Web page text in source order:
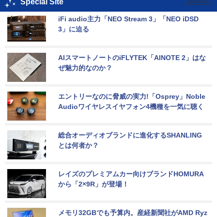
Special Site
iFi audio主力「NEO Stream 3」「NEO iDSD
3」に迫る
AIスマートノートのiFLYTEK「AINOTE 2」はな
ぜ魅力的なのか？
エントリーなのに脅威の実力!「Osprey」Noble
Audioワイヤレスイヤフォン4機種を一気に聴く
総合オーディオブランドに進化するSHANLING
とは何者か？
レイズのプレミアムカー向けブランドHOMURA
から「2×9R」が登場！
メモリ32GBでも予算内。産経新聞社がAMD Ryz